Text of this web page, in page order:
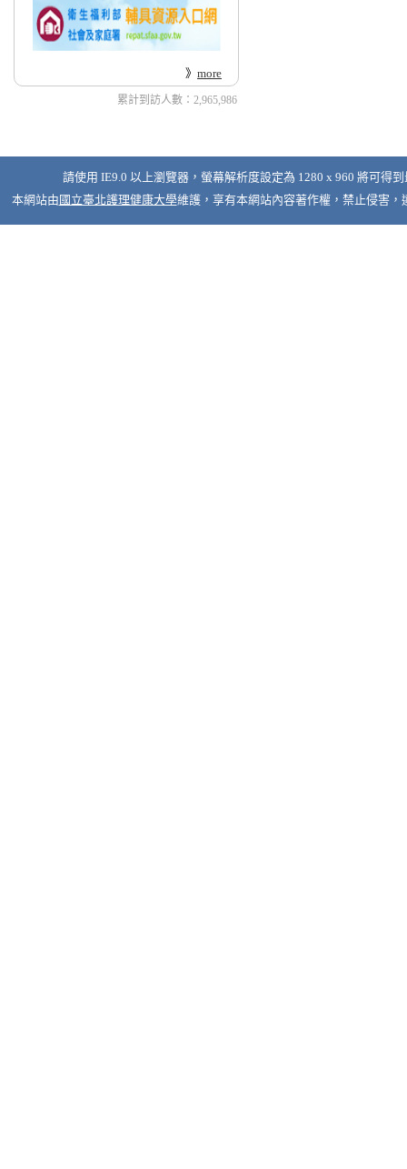
》 more
累計到訪人數：2,965,986
請使用 IE9.0 以上瀏覽器，螢幕解析度設定為 1280 x 960 將可得
本網站由 國立臺北護理健康大學維護，享有本網站內容著作權，禁止侵害，